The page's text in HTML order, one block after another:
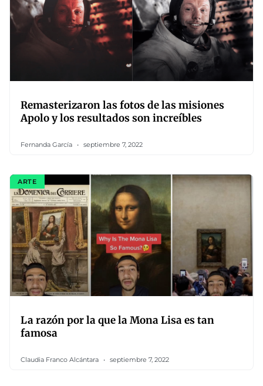
Remasterizaron las fotos de las misiones
Apolo y los resultados son increíbles
Fernanda García septiembre 7, 2022
ARTE
La razón por la que la Mona Lisa es tan
famosa
Claudia Franco Alcántara septiembre 7, 2022